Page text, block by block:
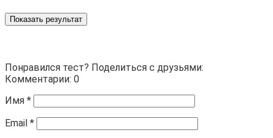
Показать результат
Понравился тест? Поделиться с друзьями:
Комментарии: 0
Имя *
Email *